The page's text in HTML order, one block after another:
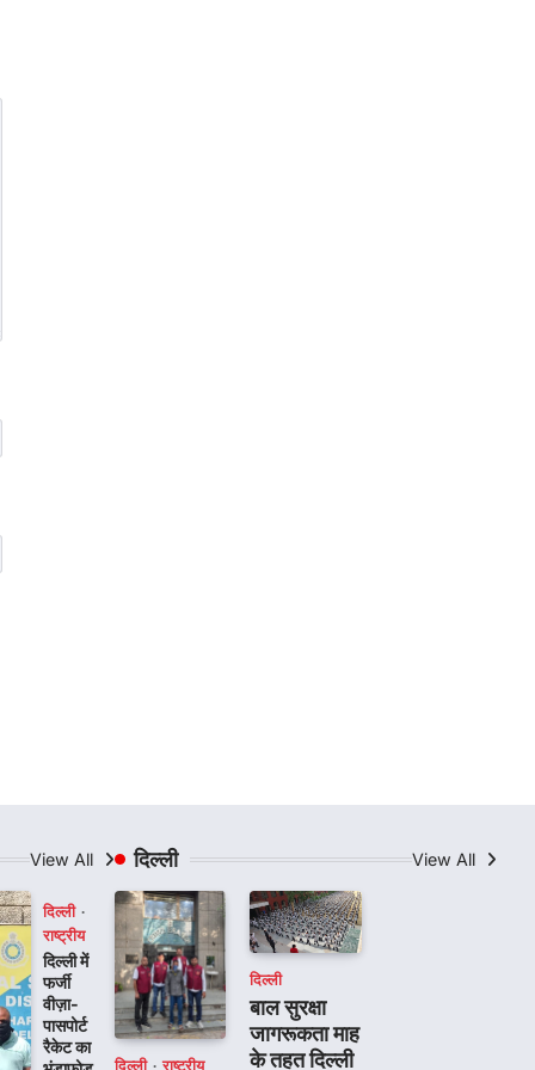
View All
दिल्ली
राष्ट्रीय
दिल्ली में
फर्जी
वीज़ा-
पासपोर्ट
रैकेट का
दिल्ली View All
दिल्ली राष्ट्रीय
दिल्ली
बाल सुरक्षा
जागरूकता माह
के तहत दिल्ली